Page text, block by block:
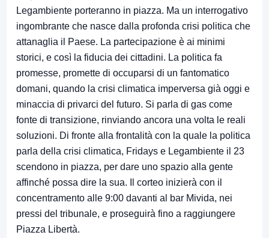
Legambiente porteranno in piazza. Ma un interrogativo
ingombrante che nasce dalla profonda crisi politica che
attanaglia il Paese. La partecipazione è ai minimi
storici, e così la fiducia dei cittadini. La politica fa
promesse, promette di occuparsi di un fantomatico
domani, quando la crisi climatica imperversa già oggi e
minaccia di privarci del futuro. Si parla di gas come
fonte di transizione, rinviando ancora una volta le reali
soluzioni. Di fronte alla frontalità con la quale la politica
parla della crisi climatica, Fridays e Legambiente il 23
scendono in piazza, per dare uno spazio alla gente
affinché possa dire la sua. Il corteo inizierà con il
concentramento alle 9:00 davanti al bar Mivida, nei
pressi del tribunale, e proseguirà fino a raggiungere
Piazza Libertà.